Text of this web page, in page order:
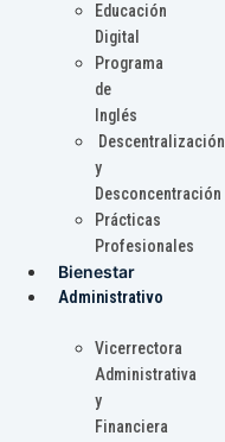
Educación
Digital
Programa
de
Inglés
Descentralización
y
Desconcentración
Prácticas
Profesionales
Bienestar
Administrativo
Vicerrectora
Administrativa
y
Financiera